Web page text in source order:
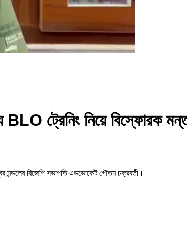
BLO ট্রেনিং নিয়ে বিস্ফোরক
মন্ডলের বিজেপি সভাপতি এডভোকেট গৌতম চক্রবর্তী।